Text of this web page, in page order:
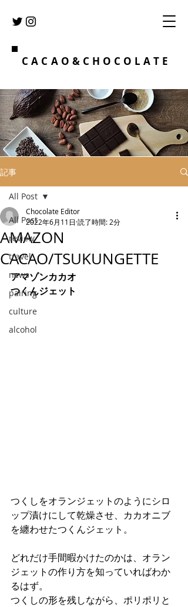
CACAO&CHOCOLATE
記事
All Post
review
travel
news
pairing
culture
alcohol
All Post
AMAZON
CACAO/TSUKUNGETTE
Chocolate Editor
2022年6月11日 読了時間: 2分
アマゾンカカオ
つくんジェット
つくしをオランジェットのようにシロ
ップ漬けにして乾燥させ、カカオニブ
を纏わせたつくんジェット。
どれだけ手間暇かけたのかは、オラン
ジェットの作り方を知っていればわか
るはず。
つくしの形を残しながら、ポリポリと